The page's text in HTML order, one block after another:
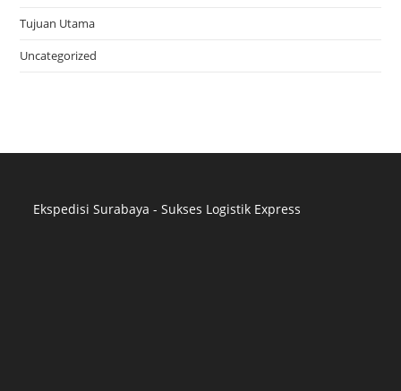
Tujuan Utama
Uncategorized
Ekspedisi Surabaya - Sukses Logistik Express